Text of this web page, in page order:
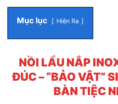
Mục lục Hiện Ra
NỒI LẨU NẮP
ĐÚC – “BẢO VẬT”
BÀN TIỆC